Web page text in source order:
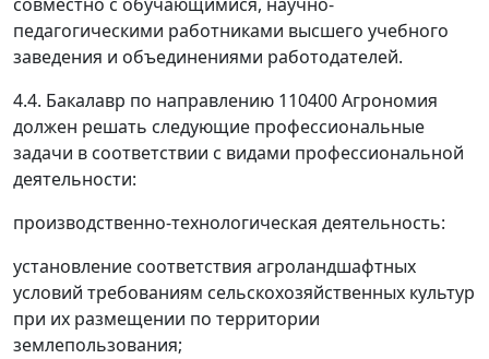
педагогическими работниками высшего учебного
заведения и объединениями работодателей.
4.4. Бакалавр по направлению 110400 Агрономия
должен решать следующие профессиональные
задачи в соответствии с видами профессиональной
деятельности:
производственно-технологическая деятельность:
установление соответствия агроландшафтных
условий требованиям сельскохозяйственных культур
при их размещении по территории
землепользования;